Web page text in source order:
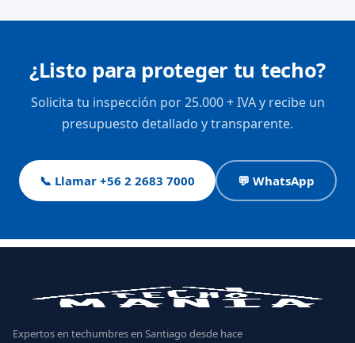
¿Listo para proteger tu techo?
Solicita tu inspección por 25.000 + IVA y recibe un
presupuesto detallado y transparente.
📞 Llamar +56 2 2683 7000 💬 WhatsApp
Expertos en techumbres en Santiago desde hace